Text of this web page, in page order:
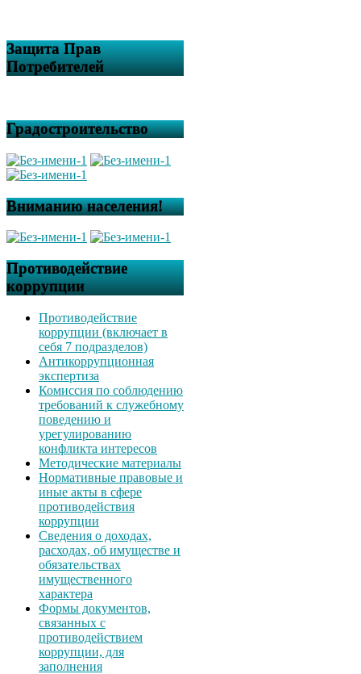
Защита Прав
Потребителей
Градостроительство
Вниманию населения!
Противодействие
коррупции
Противодействие
коррупции (включает в
себя 7 подразделов)
Антикоррупционная
экспертиза
Комиссия по соблюдению
требований к служебному
поведению и
урегулированию
конфликта интересов
Методические материалы
Нормативные правовые и
иные акты в сфере
противодействия
коррупции
Сведения о доходах,
расходах, об имуществе и
обязательствах
имущественного
характера
Формы документов,
связанных с
противодействием
коррупции, для
заполнения